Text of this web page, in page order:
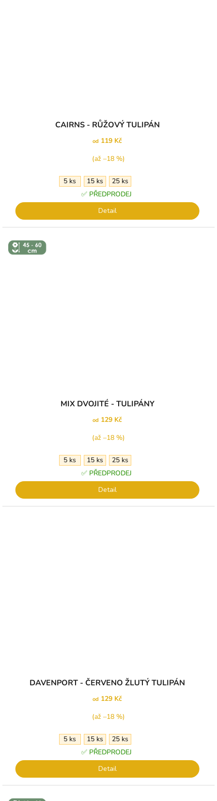
CAIRNS - RŮŽOVÝ TULIPÁN
od 119 Kč
(až –18 %)
5 ks 15 ks
25 ks
✅ PŘEDPRODEJ
Detail
↕️ VÝŠKA 45
- 60 CM
MIX DVOJITÉ - TULIPÁNY
od 129 Kč
(až –18 %)
5 ks 15 ks
25 ks
✅ PŘEDPRODEJ
Detail
hodnocení
je
z
hvězdiček.
DAVENPORT - ČERVENO ŽLUTÝ TULIPÁN
od 129 Kč
(až –18 %)
5 ks 15 ks
25 ks
✅ PŘEDPRODEJ
Detail